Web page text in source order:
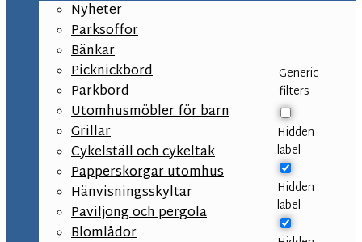
Generic
filters
Hidden
label
Hidden
label
Nyheter
Parksoffor
Bänkar
Picknickbord
Parkbord
Utomhusmöbler för barn
Grillar
Cykelställ och cykeltak
Papperskorgar utomhus
Hänvisningsskyltar
Paviljong och pergola
Blomlådor